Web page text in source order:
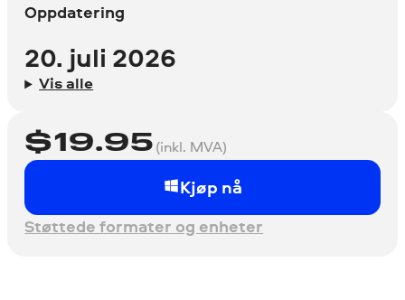
Oppdatering
20. juli 2026
Vis alle
Kjøp nå
$19.95(inkl. MVA)
Støttede formater og enheter